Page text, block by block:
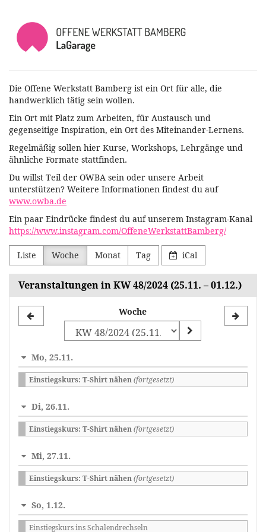
Haupt-
Inhalt
springen
Offene
Werkstatt
Die Offene Werkstatt Bamberg ist ein Ort für alle, die
handwerklich tätig sein wollen.
Ein Ort mit Platz zum Arbeiten, für Austausch und
gegenseitige Inspiration, ein Ort des Miteinander-Lernens.
Regelmäßig sollen hier Kurse, Workshops, Lehrgänge und
ähnliche Formate stattfinden.
Du willst Teil der OWBA sein oder unsere Arbeit
unterstützen? Weitere Informationen findest du auf
www.owba.de
Ein paar Eindrücke findest du auf unserem Instagram-Kanal
https://www.instagram.com/OffeneWerkstattBamberg/
Liste Woche Monat Tag iCal
Veranstaltungen in KW 48/2024 (25.11. – 01.12.)
zur
auswählen
Woche
Mo, 25.11.
Einstiegskurs: T-Shirt nähen(fortgesetzt)
Di, 26.11.
Einstiegskurs: T-Shirt nähen(fortgesetzt)
Mi, 27.11.
Einstiegskurs: T-Shirt nähen(fortgesetzt)
So, 1.12.
Einstiegskurs ins Schalendrechseln